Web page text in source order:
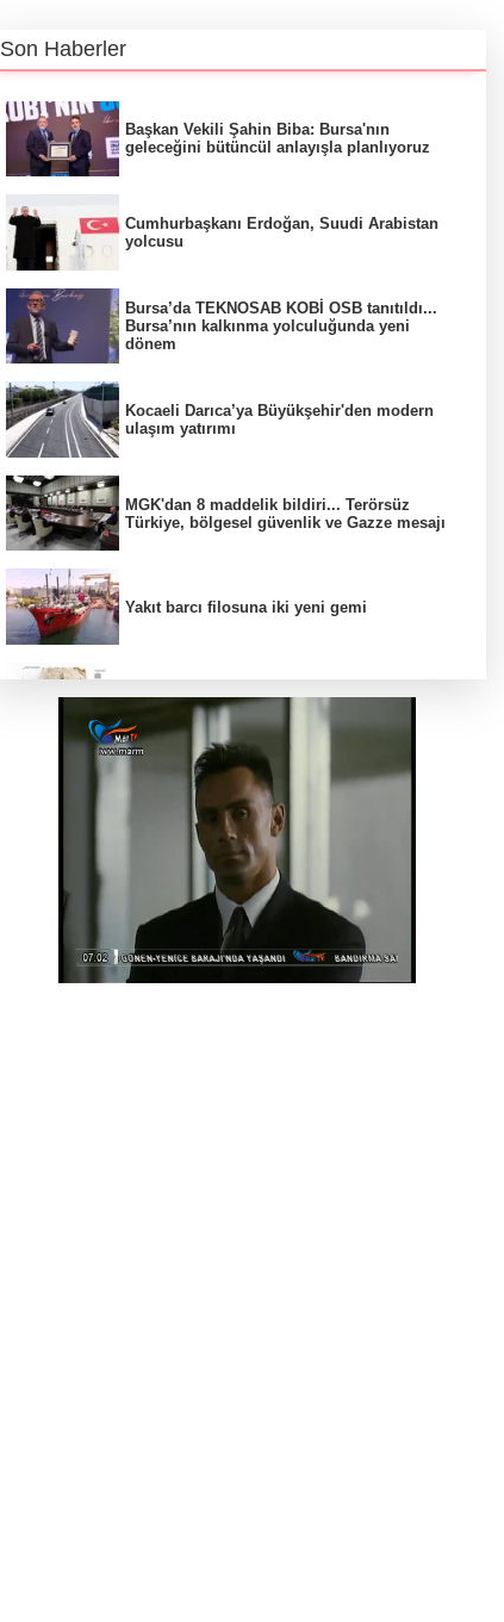
Son Haberler
Başkan Vekili Şahin Biba: Bursa'nın
geleceğini bütüncül anlayışla planlıyoruz
Cumhurbaşkanı Erdoğan, Suudi Arabistan
yolcusu
Bursa’da TEKNOSAB KOBİ OSB tanıtıldı...
Bursa’nın kalkınma yolculuğunda yeni
dönem
Kocaeli Darıca’ya Büyükşehir'den modern
ulaşım yatırımı
MGK'dan 8 maddelik bildiri... Terörsüz
Türkiye, bölgesel güvenlik ve Gazze mesajı
Yakıt barcı filosuna iki yeni gemi
platformda
Türkiye ile Vietnam arasında 'hava'da yeni
dönem... Sefer kapasitesi artırıldı
Görevden uzaklaştırılan Utku Caner Çaykara
hakkında tahliye kararı
Fındık alım fiyatları açıklandı... Alımlar 24
Ağustos'ta başlıyor